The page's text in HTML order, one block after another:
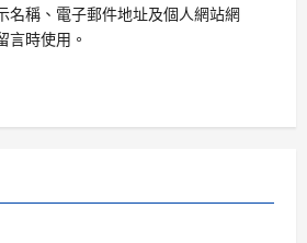
名稱、電子郵件地址及個人網站網
言時使用。